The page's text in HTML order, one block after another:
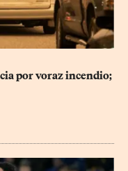
por voraz incendio;